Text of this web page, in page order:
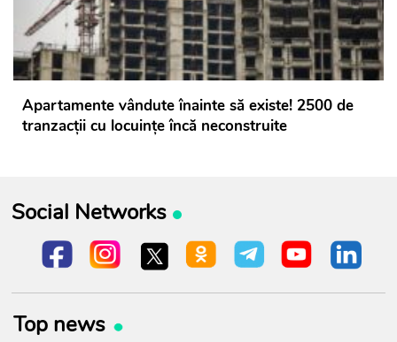
Apartamente vândute înainte să existe! 2500 de
tranzacții cu locuințe încă neconstruite
Social Networks
Top news